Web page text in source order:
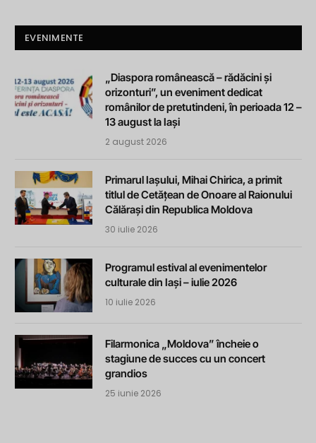
EVENIMENTE
„Diaspora românească – rădăcini și
orizonturi”, un eveniment dedicat
românilor de pretutindeni, în perioada 12 –
13 august la Iași
2 august 2026
Primarul Iașului, Mihai Chirica, a primit
titlul de Cetățean de Onoare al Raionului
Călărași din Republica Moldova
30 iulie 2026
Programul estival al evenimentelor
culturale din Iași – iulie 2026
10 iulie 2026
Filarmonica „Moldova” încheie o
stagiune de succes cu un concert
grandios
25 iunie 2026